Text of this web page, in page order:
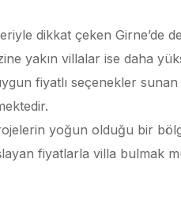
dikkat çeken Girne’de
yakın villalar ise daha
fiyatlı seçenekler
yoğun olduğu bir
fiyatlarla villa bulmak